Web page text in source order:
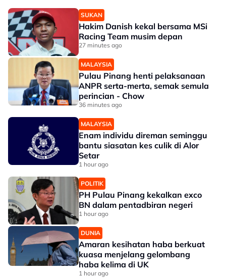
SUKAN
Hakim Danish kekal bersama MSi
Racing Team musim depan
27 minutes ago
MALAYSIA
Pulau Pinang henti pelaksanaan
ANPR serta-merta, semak semula
perincian - Chow
36 minutes ago
MALAYSIA
Enam individu direman seminggu
bantu siasatan kes culik di Alor
Setar
1 hour ago
POLITIK
PH Pulau Pinang kekalkan exco
BN dalam pentadbiran negeri
1 hour ago
DUNIA
Amaran kesihatan haba berkuat
kuasa menjelang gelombang
haba kelima di UK
1 hour ago